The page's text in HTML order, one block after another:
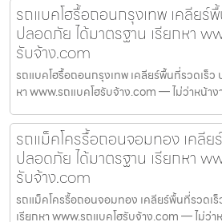
รถแบคโฮรื้อถอนกรุงเทพ เคลียร์
ปลอดภัย ได้มาตรฐาน เรียกหา
รับจ้าง.com
รถแบคโฮรื้อถอนกรุงเทพ เคลียร์พื้นที่รวดเร็ว
หา www.รถแบคโฮรับจ้าง.com — ไม่ว่าหน้า
รถแม็คโครรื้อถอนจอมทอง เคลีย
ปลอดภัย ได้มาตรฐาน เรียกหา
รับจ้าง.com
รถแม็คโครรื้อถอนจอมทอง เคลียร์พื้นที่รวดเ
เรียกหา www.รถแบคโฮรับจ้าง.com — ไม่ว่